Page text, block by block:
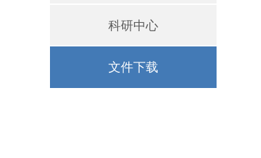
科研中心
文件下载